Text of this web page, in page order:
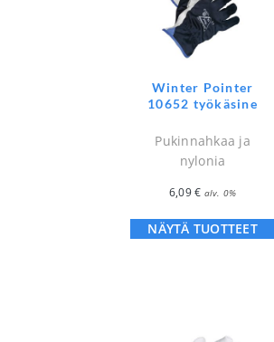
Winter Pointer
10652 työkäsine
Pukinnahkaa ja
nylonia
6,09€ alv. 0%
NÄYTÄ TUOTTEET